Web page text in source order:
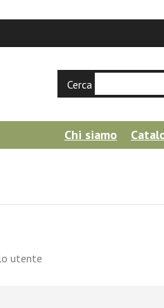
Cerca
Chi siamo
utente